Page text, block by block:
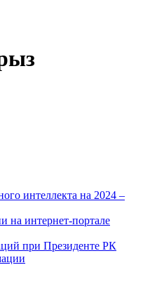
интеллекта на 2024 –
на интернет-портале
при Президенте РК